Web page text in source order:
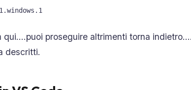
qui….puoi proseguire altrimenti torna
descritti.